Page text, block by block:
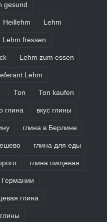
gesund
Heillehm Lehm
Lehm fressen
Lehm zum essen
Lehm
Ton Ton kaufen
глина вкус глины
глина в Берлине
глина для еды
глина пищевая
Германии
глина